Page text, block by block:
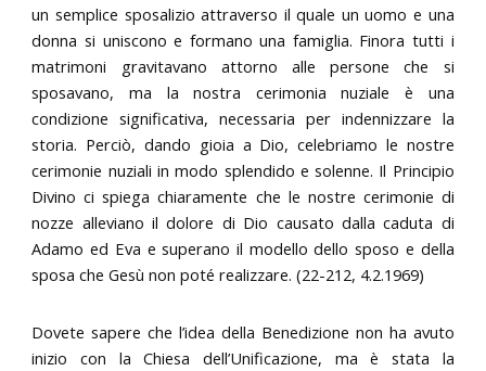
un semplice sposalizio attraverso il quale un uomo e una
donna si uniscono e formano una famiglia. Finora tutti i
matrimoni gravitavano attorno alle persone che si
sposavano, ma la nostra cerimonia nuziale è una
condizione significativa, necessaria per indennizzare la
storia. Perciò, dando gioia a Dio, celebriamo le nostre
cerimonie nuziali in modo splendido e solenne. Il Principio
Divino ci spiega chiaramente che le nostre cerimonie di
nozze alleviano il dolore di Dio causato dalla caduta di
Adamo ed Eva e superano il modello dello sposo e della
sposa che Gesù non poté realizzare. (22-212, 4.2.1969)
Dovete sapere che l’idea della Benedizione non ha avuto
inizio con la Chiesa dell’Unificazione, ma è stata la